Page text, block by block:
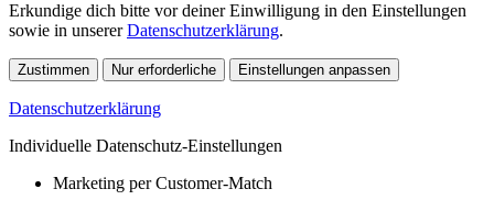
Erkundige dich bitte vor deiner Einwilligung in den Einstellungen
sowie in unsererDatenschutzerklärung.
Zustimmen Nur erforderliche Einstellungen anpassen
Datenschutzerklärung
Individuelle Datenschutz-Einstellungen
Marketing per Customer-Match